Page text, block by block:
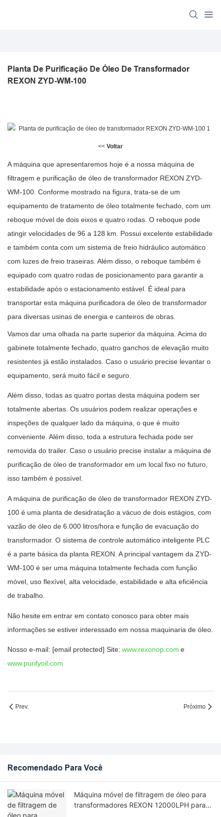
Planta De Purificação De Óleo De Transformador
REXON ZYD-WM-100
<< Voltar
A máquina que apresentaremos hoje é a nossa máquina de
filtragem e purificação de óleo de transformador REXON ZYD-
WM-100. Conforme mostrado na figura, trata-se de um
equipamento de tratamento de óleo totalmente fechado, com um
reboque móvel de dois eixos e quatro rodas. O reboque pode
atingir velocidades de 96 a 128 km. Possui excelente estabilidade
e também conta com um sistema de freio hidráulico automático
com luzes de freio traseiras. Além disso, o reboque também é
equipado com quatro rodas de posicionamento para garantir a
estabilidade após o estacionamento estável. É ideal para
transportar esta máquina purificadora de óleo de transformador
para diversas usinas de energia e canteiros de obras.
Vamosdar uma olhada na parte superior da máquina. Acima do
gabinete totalmente fechado, quatro ganchos de elevação muito
resistentes já estão instalados. Caso o usuário precise levantar o
equipamento, será muito fácil e seguro.
Além disso, todas as quatro portas desta máquina podem ser
totalmente abertas. Os usuários podem realizar operações e
inspeções de qualquer lado da máquina, o que é muito
conveniente. Além disso, toda a estrutura fechada pode ser
removida do trailer. Caso o usuário precise instalar a máquina de
purificação de óleo de transformador em um local fixo no futuro,
isso também é possível.
A máquina de purificação de óleo de transformador REXON ZYD-
100 é uma planta de desidratação a vácuo de dois estágios, com
vazão de óleo de 6.000 litros/hora e função de evacuação do
transformador. O sistema de controle automático inteligente PLC
é a parte básica da planta REXON. A principal vantagem da ZYD-
WM-100 é ser uma máquina totalmente fechada com função
móvel, uso flexível, alta velocidade, estabilidade e alta eficiência
de trabalho.
Não hesiteem entrar em contato conosco para obter mais
informações se estiver interessado em nossa maquinaria de óleo.
Nosso e-mail: [email protected] Site: www.rexonop.com e
www.purifyoil.com
Prev. Próximo
Recomendado Para Você
Máquina móvel de filtragem de óleo para
transformadores REXON 12000LPH para